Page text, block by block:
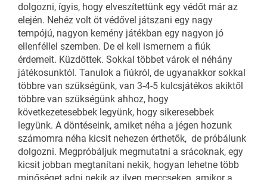
dolgozni, ígyis, hogy elveszítettünk egy védőt már az
elején. Nehéz volt öt védővel játszani egy nagy
tempójú, nagyon kemény játékban egy nagyon jó
ellenféllel szemben. De el kell ismernem a fiúk
érdemeit. Küzdöttek. Sokkal többet várok el néhány
játékosunktól. Tanulok a fiúkról, de ugyanakkor sokkal
többre van szükségünk, van 3-4-5 kulcsjátékos akiktől
többre van szükségünk ahhoz, hogy
következetesebbek legyünk, hogy sikeresebbek
legyünk. A döntéseink, amiket néha a jégen hozunk
számomra néha kicsit nehezen érthetők, de próbálunk
dolgozni. Megpróbáljuk megmutatni a srácoknak, egy
kicsit jobban megtanítani nekik, hogyan lehetne több